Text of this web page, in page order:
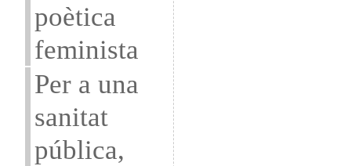
poètica
feminista
Per a una
sanitat
pública,